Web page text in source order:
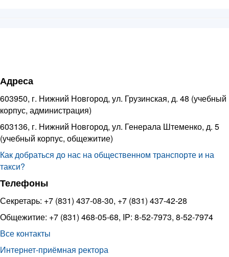
Адреса
603950, г. Нижний Новгород, ул. Грузинская, д. 48 (учебный
корпус, администрация)
603136, г. Нижний Новгород, ул. Генерала Штеменко, д. 5
(учебный корпус, общежитие)
Как добраться до нас на общественном транспорте и на
такси?
Телефоны
Секретарь: +7 (831) 437-08-30, +7 (831) 437-42-28
Общежитие: +7 (831) 468-05-68, IP: 8-52-7973, 8-52-7974
Все контакты
Интернет-приёмная ректора